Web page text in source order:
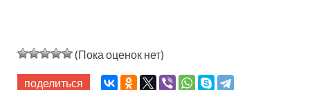
(Пока оценок нет)
поделиться